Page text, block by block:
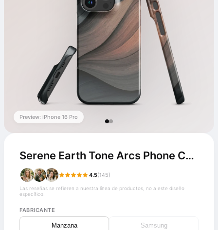
Preview: iPhone 16 Pro
Serene Earth Tone Arcs Phone Case
4.5(145)
Las reseñas se refieren a nuestra línea de productos, no a este diseño
específico.
FABRICANTE
Manzana Samsung